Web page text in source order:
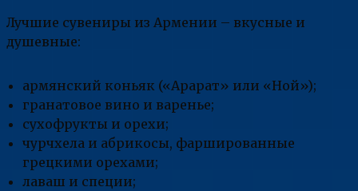
Лучшие сувениры из Армении – вкусные и
душевные:
армянский коньяк («Арарат» или «Ной»);
гранатовое вино и варенье;
сухофрукты и орехи;
чурчхела и абрикосы, фаршированные
грецкими орехами;
лаваш и специи;